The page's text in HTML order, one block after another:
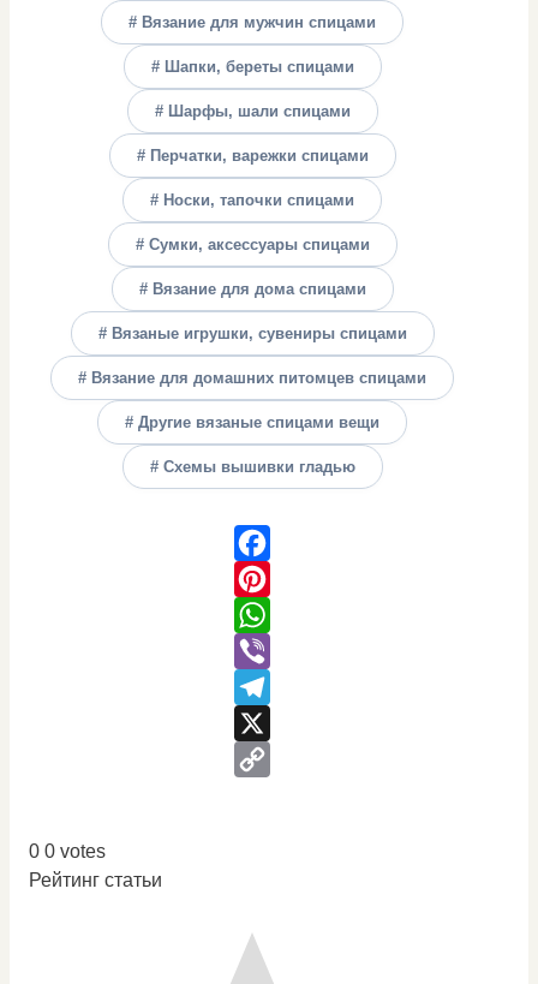
# Вязание для мужчин спицами
# Шапки, береты спицами
# Шарфы, шали спицами
# Перчатки, варежки спицами
# Носки, тапочки спицами
# Сумки, аксессуары спицами
# Вязание для дома спицами
# Вязаные игрушки, сувениры спицами
# Вязание для домашних питомцев спицами
# Другие вязаные спицами вещи
# Схемы вышивки гладью
Facebook
Pinterest
WhatsApp
Viber
Telegram
X
0 0 votes
Рейтинг статьи